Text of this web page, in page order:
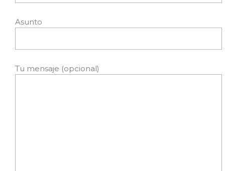
Asunto
Tu mensaje (opcional)